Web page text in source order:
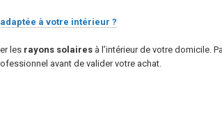
à votre intérieur ?
les rayons solaires à l’intérieur de votre domicile.
avant de valider votre achat.